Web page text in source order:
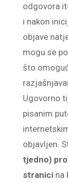
odgovora
i nakon
objave
mogu se
što
Ugovorno
pisanim
objavljen.
tjedno)
stranici na